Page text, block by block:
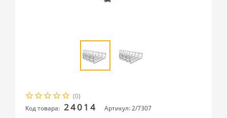
(0)
Код товара: 24014
Артикул: 2/7307